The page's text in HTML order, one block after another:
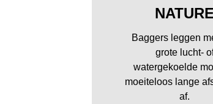
NATURE
Baggers leggen
grote lucht-
watergekoelde
moeiteloos lange
af.